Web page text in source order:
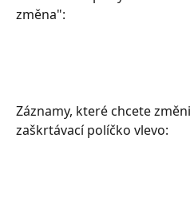
změna":
Záznamy, které chcete
zaškrtávací políčko vlevo: